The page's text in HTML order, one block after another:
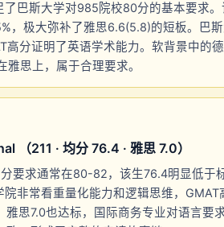
巴斯大学对985院校80分的基本要求
极大弥补了雅思6.6(5.8)的短板。巴
高分证明了英语学术能力。软背景中的
思上，属于合理要求。
（211 · 均分 76.4 · 雅思 7.0）
要求通常在80-82，该生76.4明显低于
非常看重量化能力和逻辑思维，
思7.0也达标，国际商务专业对语言要